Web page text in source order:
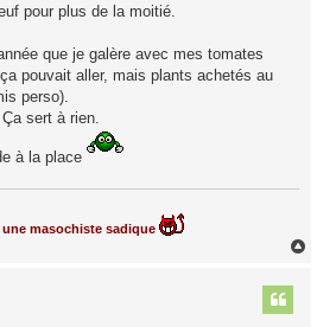
pour plus de la moitié.
que je galère avec mes tomates
pouvait aller, mais plants achetés au
perso).
sert à rien.
à la place
masochiste sadique